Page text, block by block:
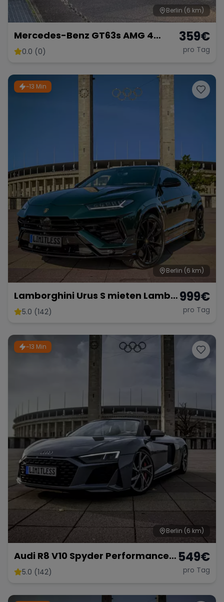
Berlin (6 km)
Mercedes-Benz GT63s AMG 4
Türer Coupé
0.0 (0)
359€
pro Tag
~13 Min
Berlin (6 km)
Lamborghini Urus S mieten Lambo
SUV Sportwagen Hochzeitsauto
5.0 (142)
999€
pro Tag
~13 Min
Berlin (6 km)
Audi R8 V10 Spyder Performance
2024 mieten Cabrio Roadster
5.0 (142)
549€
pro Tag